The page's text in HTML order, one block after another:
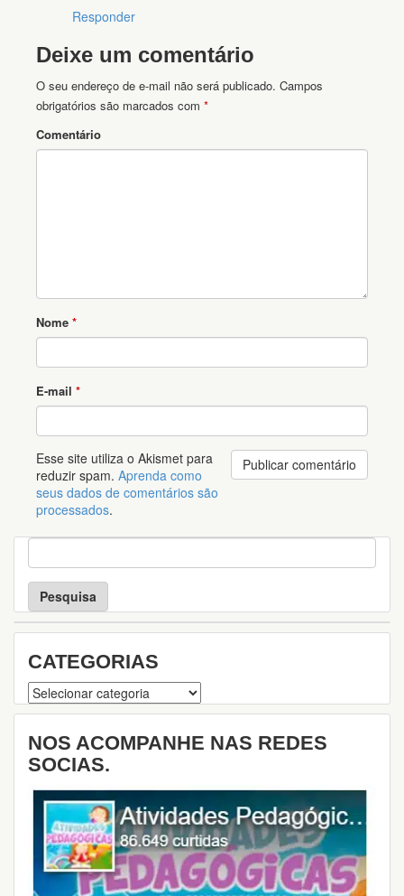
Responder
Deixe um comentário
O seu endereço de e-mail não será publicado. Campos
obrigatórios são marcados com *
Comentário
Nome *
E-mail *
Esse site utiliza o Akismet para
reduzir spam. Aprenda como
seus dados de comentários são
processados.
P
e
s
u
i
a
CATEGORIAS
Categorias
NOS ACOMPANHE NAS REDES
SOCIAS.